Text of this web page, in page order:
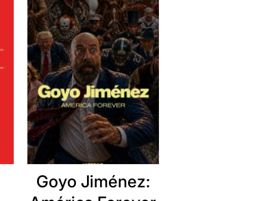
Goyo Jiménez: